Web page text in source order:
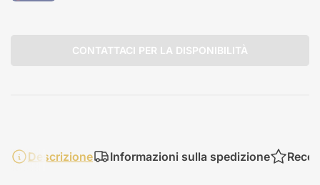
CONTATTACI PER LA DISPONIBILITÀ
Descrizione Informazioni sulla spedizione